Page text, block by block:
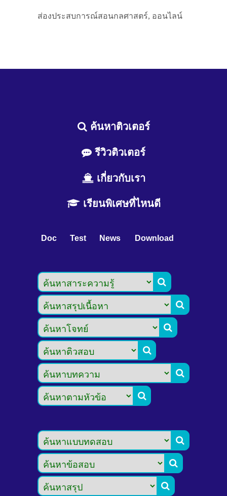
ส่องประสบการณ์สอนกลศาสตร์, ออนไลน์
ค้นหาติวเตอร์
รีวิวติวเตอร์
เกี่ยวกับเรา
เรียนพิเศษที่ไหนดี
Doc Test News Download








